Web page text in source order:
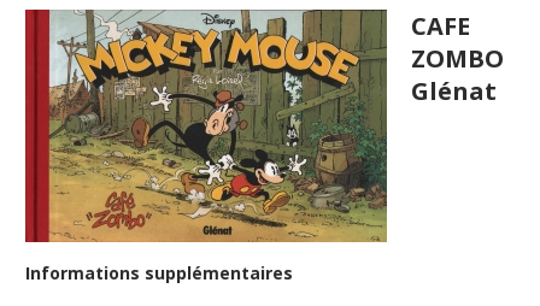
CAFE
ZOMBO
Glénat
Informations supplémentaires